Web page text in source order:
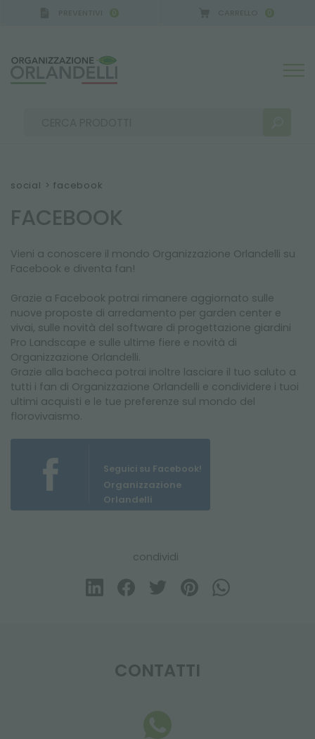
0 0
RISULTATI RICERCA:
ALTRI RISULTATI PER TE:
social > facebook
FACEBOOK
Vieni a conoscere il mondo Organizzazione Orlandelli su
Facebook e diventa fan!
Grazie a Facebook potrai rimanere aggiornato sulle
nuove proposte di arredamento per garden center e
vivai, sulle novità del software di progettazione giardini
Pro Landscape e sulle ultime fiere e novità di
Organizzazione Orlandelli.
Grazie alla bacheca potrai inoltre lasciare il tuo saluto a
tutti i fan di Organizzazione Orlandelli e condividere i tuoi
ultimi acquisti e le tue preferenze sul mondo del
florovivaismo.
Seguici su Facebook!
Organizzazione
Orlandelli
condividi
CONTATTI